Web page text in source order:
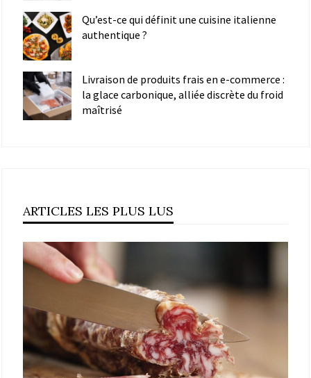
Qu’est-ce qui définit une cuisine italienne
authentique ?
Livraison de produits frais en e-commerce :
la glace carbonique, alliée discrète du froid
maîtrisé
ARTICLES LES PLUS LUS